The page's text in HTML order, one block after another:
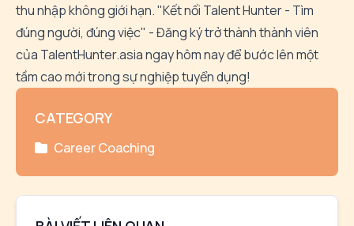
thu nhập không giới hạn. "Kết nối Talent Hunter - Tìm
đúng người, đúng việc" - Đăng ký trở thành thành viên
của TalentHunter.asia ngay hôm nay để bước lên một
tầm cao mới trong sự nghiệp tuyển dụng!
CATEGORY
Career Coaching